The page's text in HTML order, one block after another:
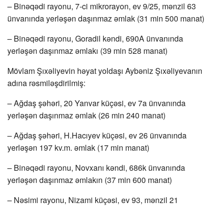
– Binəqədi rayonu, 7-ci mikrorayon, ev 9/25, mənzil 63
ünvanında yerləşən daşınmaz əmlak (31 min 500 manat)
– Binəqədi rayonu, Goradil kəndi, 690A ünvanında
yerləşən daşınmaz əmlakı (39 min 528 manat)
Mövlam Şıxəliyevin həyat yoldaşı Aybəniz Şıxəliyevanın
adına rəsmiləşdirilmiş:
– Ağdaş şəhəri, 20 Yanvar küçəsi, ev 7a ünvanında
yerləşən daşınmaz əmlak (26 min 240 manat)
– Ağdaş şəhəri, H.Hacıyev küçəsi, ev 26 ünvanında
yerləşən 197 kv.m. əmlak (17 min manat)
– Binəqədi rayonu, Novxanı kəndi, 686k ünvanında
yerləşən daşınmaz əmlakın (37 min 600 manat)
– Nəsimi rayonu, Nizami küçəsi, ev 93, mənzil 21